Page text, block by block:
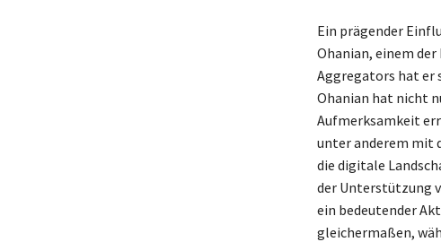
Ein prägender
Ohanian, einem
Aggregators hat er
Ohanian hat nicht
Aufmerksamkeit
unter anderem mit
die digitale
der Unterstützung
ein bedeutender
gleichermaßen,